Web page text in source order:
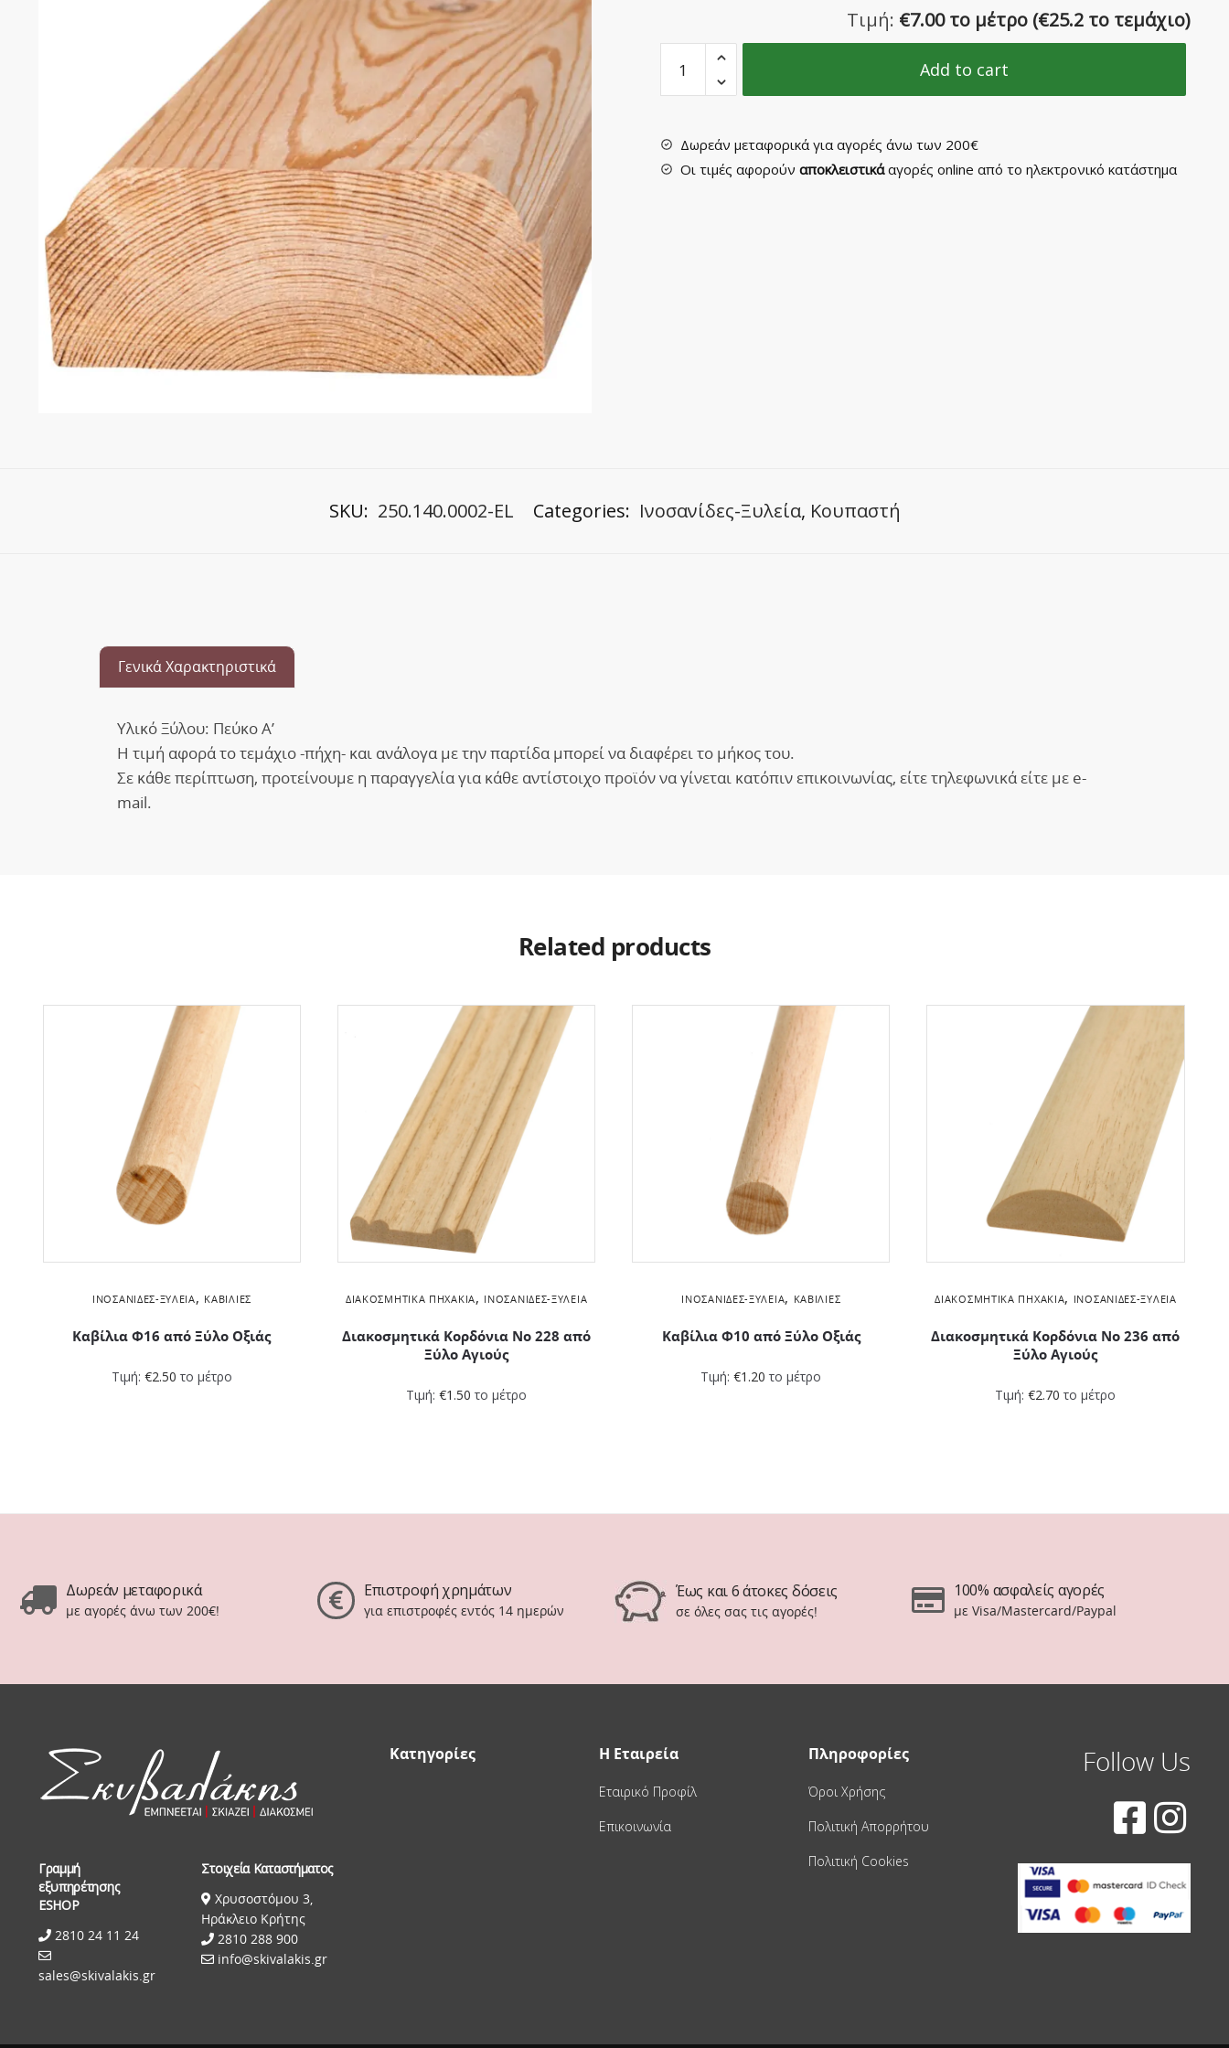
Τιμή: €7.00 το μέτρο (€25.2 το τεμάχιο)
Κουπαστή
Τραβέρσα
477ΠΑ
quantity
Add to cart
Δωρεάν μεταφορικά για αγορές άνω των 200€
Οι τιμές αφορούναποκλειστικάαγορές online από το ηλεκτρονικό κατάστημα
SKU: 250.140.0002-EL Categories: Ινοσανίδες-Ξυλεία, Κουπαστή
Γενικά Χαρακτηριστικά
Υλικό Ξύλου: Πεύκο Α’
Η τιμή αφορά το τεμάχιο -πήχη- και ανάλογα με την παρτίδα μπορεί να διαφέρει το μήκος του.
Σε κάθε περίπτωση, προτείνουμε η παραγγελία για κάθε αντίστοιχο προϊόν να γίνεται κατόπιν επικοινωνίας, είτε τηλεφωνικά είτε με e-
mail.
Related products
ΙΝΟΣΑΝΊΔΕΣ-ΞΥΛΕΊΑ, ΚΑΒΊΛΙΕΣ
Καβίλια Φ16 από Ξύλο Οξιάς
Τιμή: €2.50 το μέτρο
ΔΙΑΚΟΣΜΗΤΙΚΆ ΠΗΧΆΚΙΑ, ΙΝΟΣΑΝΊΔΕΣ-ΞΥΛΕΊΑ
Διακοσμητικά Kορδόνια Νο 228 από
Ξύλο Αγιούς
Τιμή:€1.50 το μέτρο
ΙΝΟΣΑΝΊΔΕΣ-ΞΥΛΕΊΑ, ΚΑΒΊΛΙΕΣ
Καβίλια Φ10 από Ξύλο Οξιάς
Τιμή:€1.20 το μέτρο
ΔΙΑΚΟΣΜΗΤΙΚΆ ΠΗΧΆΚΙΑ, ΙΝΟΣΑΝΊΔΕΣ-ΞΥΛΕΊΑ
Διακοσμητικά Kορδόνια Νο 236 από
Ξύλο Αγιούς
Τιμή:€2.70 το μέτρο
Δωρεάν μεταφορικά
με αγορές άνω των 200€!
Επιστροφή χρημάτων
για επιστροφές εντός 14 ημερών
Έως και 6 άτοκες δόσεις
σε όλες σας τις αγορές!
100% ασφαλείς αγορές
με Visa/Mastercard/Paypal
Γραμμή
εξυπηρέτησης
ESHOP
2810 24 11 24
sales@skivalakis.gr
Στοιχεία Καταστήματος
Χρυσοστόμου 3,
Ηράκλειο Κρήτης
2810 288 900
info@skivalakis.gr
Κατηγορίες Η Εταιρεία
Εταιρικό Προφίλ
Επικοινωνία
Πληροφορίες
Όροι Χρήσης
Πολιτική Απορρήτου
Πολιτική Cookies
Follow Us